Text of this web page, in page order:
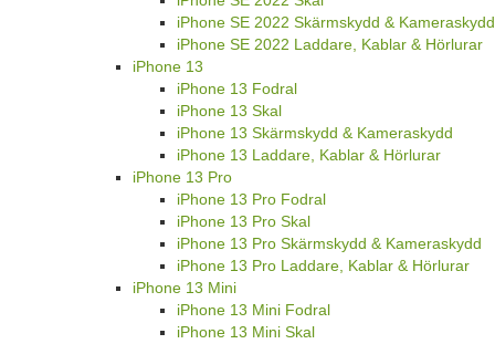
iPhone SE 2022 Skärmskydd & Kameraskydd
iPhone SE 2022 Laddare, Kablar & Hörlurar
iPhone 13
iPhone 13 Fodral
iPhone 13 Skal
iPhone 13 Skärmskydd & Kameraskydd
iPhone 13 Laddare, Kablar & Hörlurar
iPhone 13 Pro
iPhone 13 Pro Fodral
iPhone 13 Pro Skal
iPhone 13 Pro Skärmskydd & Kameraskydd
iPhone 13 Pro Laddare, Kablar & Hörlurar
iPhone 13 Mini
iPhone 13 Mini Fodral
iPhone 13 Mini Skal